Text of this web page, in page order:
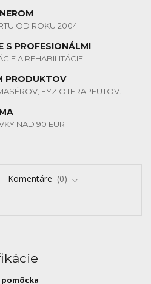
OD ROKU 2004
S PROFESIONÁLMI
A REHABILITÁCIE
PRODUKTOV
FYZIOTERAPEUTOV.
NAD 90 EUR
Komentáre
0
pomôcka